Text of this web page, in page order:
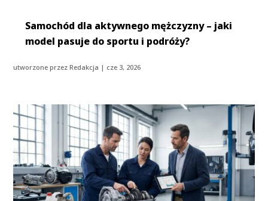
Samochód dla aktywnego mężczyzny – jaki
model pasuje do sportu i podróży?
utworzone przezRedakcja | cze 3, 2026